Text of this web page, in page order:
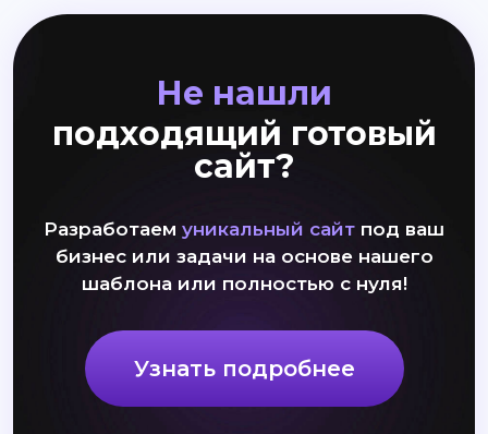
Не нашли
подходящий готовый
сайт?
Разработаем уникальный сайт под ваш
бизнес или задачи на основе нашего
шаблона или полностью с нуля!
Узнать подробнее